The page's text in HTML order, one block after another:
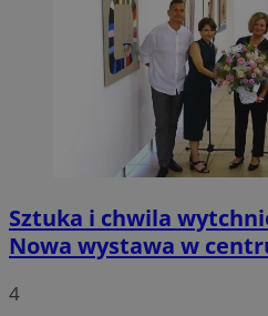
Sztuka i chwila
Nowa wystawa w
4